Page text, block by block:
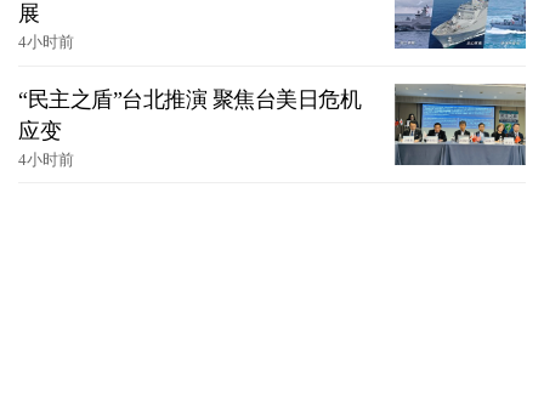
展
4小时前
“民主之盾”台北推演 聚焦台美日危机
应变
4小时前